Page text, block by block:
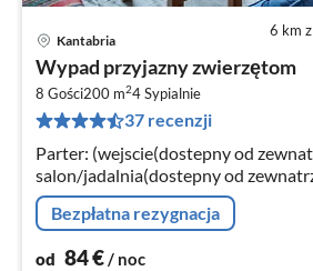
6 km
Kantabria
Wypad przyjazny zwierzętom
8 Gości200 m24Sypialnie
37 recenzji
Parter: (wejscie(dostepny od
salon/jadalnia(dostepny od
digital), kominek, zestaw
łazienka(umywalka, toaleta)
Bezpłatna rezygnacja
od 84€/ noc